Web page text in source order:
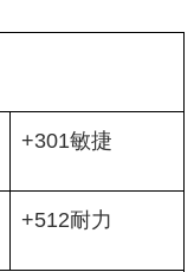
+301敏捷
+512耐力